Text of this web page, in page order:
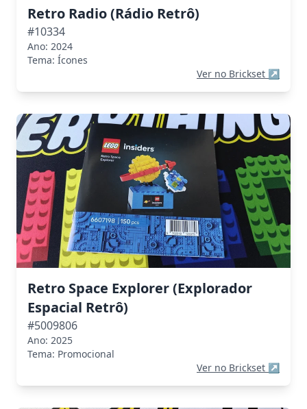
Retro Radio (Rádio Retrô)
#10334
Ano: 2024
Tema: Ícones
Ver no Brickset ↗
Retro Space Explorer (Explorador
Espacial Retrô)
#5009806
Ano: 2025
Tema: Promocional
Ver no Brickset ↗